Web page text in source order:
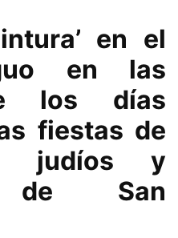
en el
en las
los días
fiestas de
judíos y
de San